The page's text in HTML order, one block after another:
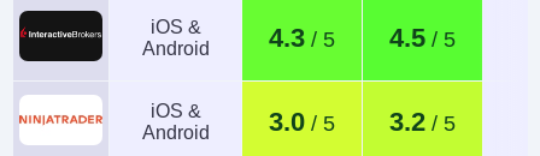
iOS &
Android
4.3 4.5
iOS &
Android
3.0 3.2